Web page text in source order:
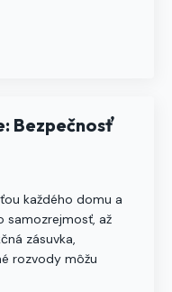
Bezpečnosť
každého domu a
samozrejmosť, až
zásuvka,
rozvody môžu